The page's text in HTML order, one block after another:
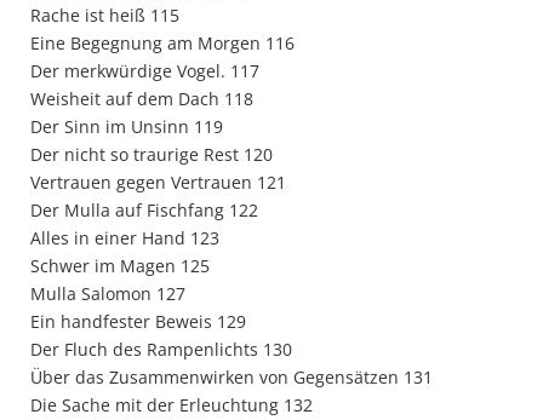
Rache ist heiß 115
Eine Begegnung am Morgen 116
Der merkwürdige Vogel. 117
Weisheit auf dem Dach 118
Der Sinn im Unsinn 119
Der nicht so traurige Rest 120
Vertrauen gegen Vertrauen 121
Der Mulla auf Fischfang 122
Alles in einer Hand 123
Schwer im Magen 125
Mulla Salomon 127
Ein handfester Beweis 129
Der Fluch des Rampenlichts 130
Über das Zusammenwirken von Gegensätzen 131
Die Sache mit der Erleuchtung 132